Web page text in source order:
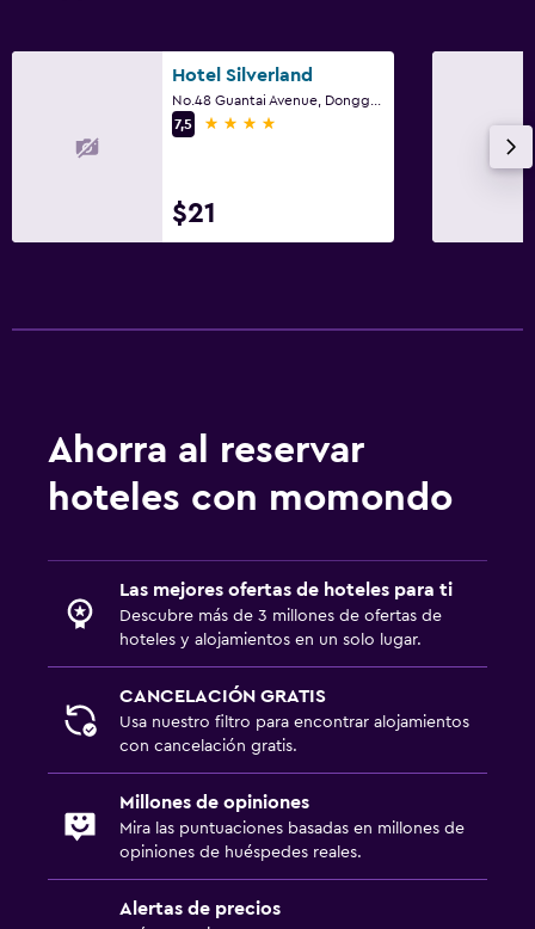
Hotel Silverland
7,5
4 estrellas
$21
Ahorra al reservar
hoteles con momondo
Las mejores ofertas de hoteles para ti
Descubre más de 3 millones de ofertas de
hoteles y alojamientos en un solo lugar.
CANCELACIÓN GRATIS
Usa nuestro filtro para encontrar alojamientos
con cancelación gratis.
Millones de opiniones
Mira las puntuaciones basadas en millones de
opiniones de huéspedes reales.
Alertas de precios